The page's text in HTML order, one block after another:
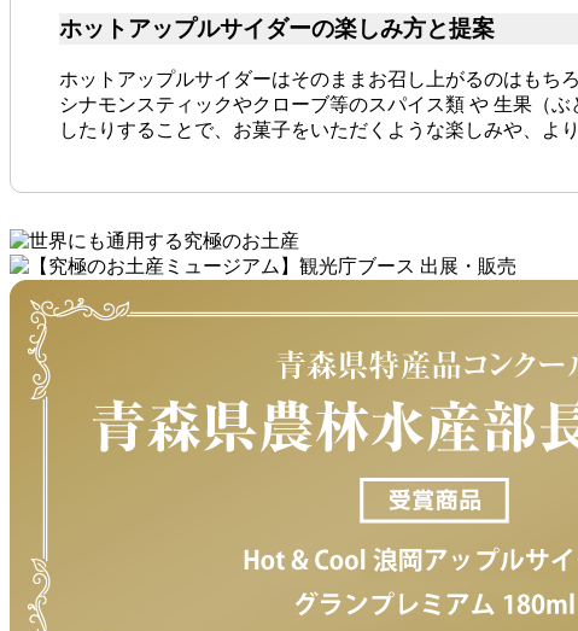
ホットアップルサイダーの楽しみ方と提案
ホットアップルサイダーはそのままお召し上がるのはもち
シナモンスティックやクローブ等のスパイス類 や 生果（
したりすることで、お菓子をいただくような楽しみや、よ